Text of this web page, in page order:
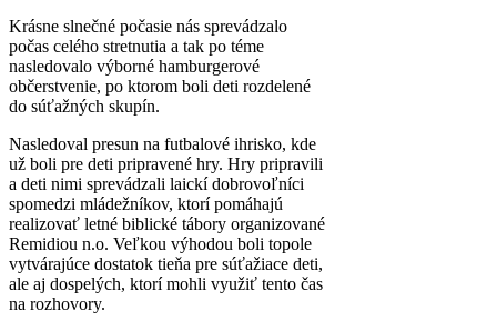
Krásne slnečné počasie nás sprevádzalo
počas celého stretnutia a tak po téme
nasledovalo výborné hamburgerové
občerstvenie, po ktorom boli deti rozdelené
do súťažných skupín.
Nasledoval presun na futbalové ihrisko, kde
už boli pre deti pripravené hry. Hry pripravili
a deti nimi sprevádzali laickí dobrovoľníci
spomedzi mládežníkov, ktorí pomáhajú
realizovať letné biblické tábory organizované
Remidiou n.o. Veľkou výhodou boli topole
vytvárajúce dostatok tieňa pre súťažiace deti,
ale aj dospelých, ktorí mohli využiť tento čas
na rozhovory.